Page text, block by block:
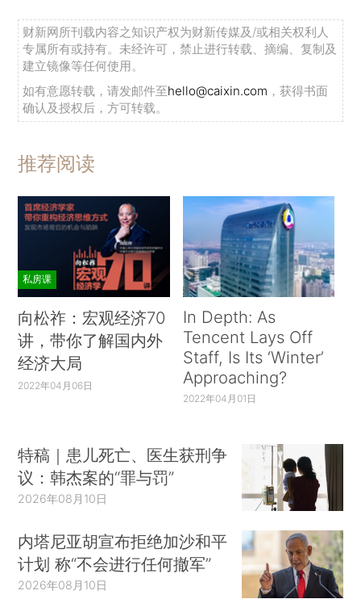
财新网所刊载内容之知识产权为财新传媒及/或相关权利人
专属所有或持有。未经许可，禁止进行转载、摘编、复制及
建立镜像等任何使用。
如有意愿转载，请发邮件至hello@caixin.com ，获得书面
确认及授权后，方可转载。
推荐阅读
私房课
向松祚：宏观经济70
讲，带你了解国内外
经济大局
2022年04月06日
In Depth: As
Tencent Lays Off
Staff, Is Its ‘Winter’
Approaching?
2022年04月01日
特稿｜患儿死亡、医生获刑争
议：韩杰案的“罪与罚”
2026年08月10日
内塔尼亚胡宣布拒绝加沙和平
计划 称“不会进行任何撤军”
2026年08月10日